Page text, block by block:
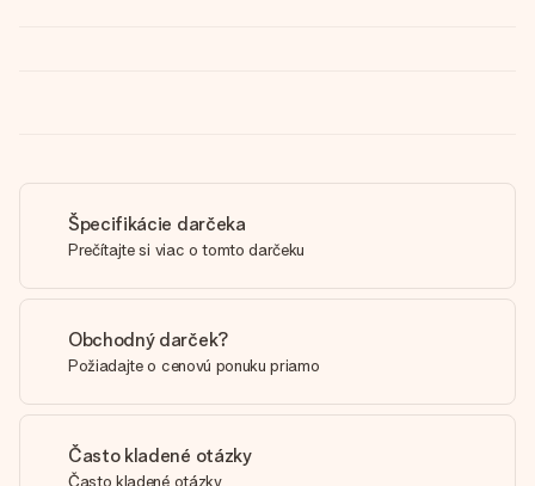
Špecifikácie darčeka
Prečítajte si viac o tomto darčeku
Obchodný darček?
Požiadajte o cenovú ponuku priamo
Často kladené otázky
Často kladené otázky